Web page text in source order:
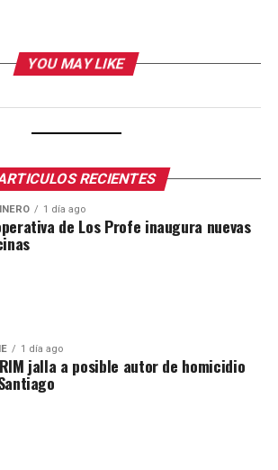
YOU MAY LIKE
RECIENTES
1 día ago
de Los Profe inaugura nuevas
1 día ago
jalla a posible autor de homicidio